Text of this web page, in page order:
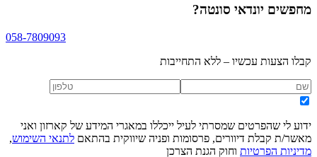
מחפשים יונדאי סונטה?
058-7809093
קבלו הצעות עכשיו – ללא התחייבות
ידוע לי שהפרטים שמסרתי לעיל ייכללו במאגרי המידע של קארזון ואני
מאשר/ת קבלת דיוורים, פרסומות ופניה שיווקית בהתאם לתנאי השימוש,
מדיניות הפרטיות וחוק הגנת הצרכן